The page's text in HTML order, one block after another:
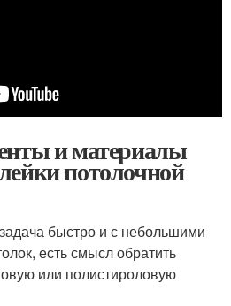
и материалы
потолочной
быстро и с небольшими
есть смысл обратить
или полистироловую